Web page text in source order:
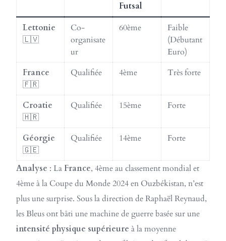
Futsal
Lettonie
🇱🇻
Co-
organisate
ur
60ème
Faible
(Débutant
Euro)
France
🇫🇷
Qualifiée 4ème Très forte
Croatie
🇭🇷
Qualifiée 15ème Forte
Géorgie
🇬🇪
Qualifiée 14ème Forte
Analyse : La France, 4ème au classement mondial et
4ème à la Coupe du Monde 2024 en Ouzbékistan, n’est
plus une surprise. Sous la direction de Raphaël Reynaud,
les Bleus ont bâti une machine de guerre basée sur une
intensité physique supérieure à la moyenne